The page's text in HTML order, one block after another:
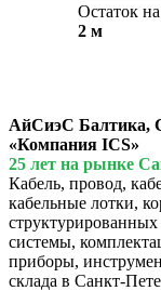
Остаток
2 м
АйСиэС Балтика,
«Компания ICS»
25 лет на рынке
Кабель, провод,
кабельные лотки,
системы,
приборы,
склада в Санкт-